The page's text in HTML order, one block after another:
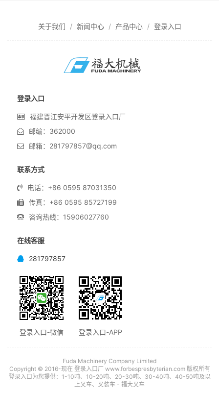
关于我们 新闻中心 产品中心 登录入口
登录入口
福建晋江安平开发区登录入口厂
邮编：362000
邮箱：281797857@qq.com
联系方式
电话：+86 0595 87031350
传真：+86 0595 85727199
咨询热线：15906027760
在线客服
281797857
登录入口-微信 登录入口-APP
Fuda Machinery Company Limited
Copyright © 2016-现在 登录入口厂 www.forbespresbyterian.com 版权所有
登录入口为您提供：1-10吨、10-20吨、20-30吨、30-40吨、40-50吨及以
上叉车、叉装车 - 福大叉车